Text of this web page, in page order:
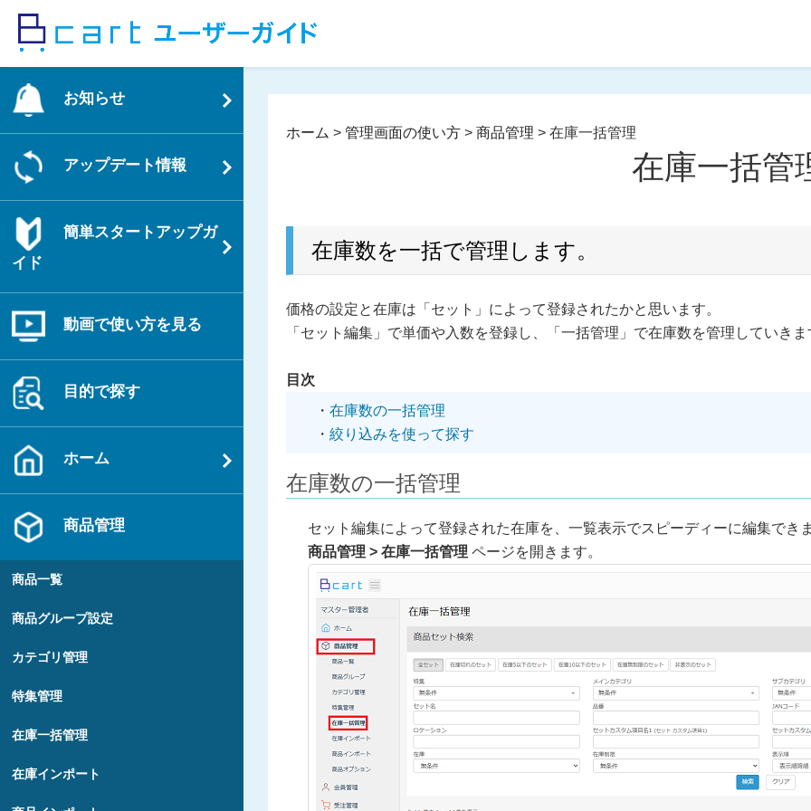
ッ
お知らせ
アップデート情報
簡単スタートアップガ
イド
動画で使い方を見る
目的で探す
ホーム
商品管理
商品一覧
商品グループ設定
カテゴリ管理
特集管理
在庫一括管理
在庫インポート
ホーム >管理画面の使い方 >商品管理 >在庫一括管理
在庫一括管
在庫数を一括で管理します。
価格の設定と在庫は「セット」によって登録されたかと思います。
「セット編集」で単価や入数を登録し、「一括管理」で在庫数を管理していきま
目次
在庫数の一括管理
絞り込みを使って探す
在庫数の一括管理
セット編集によって登録された在庫を、一覧表示でスピーディーに編集でき
商品管理 > 在庫一括管理 ページを開きます。